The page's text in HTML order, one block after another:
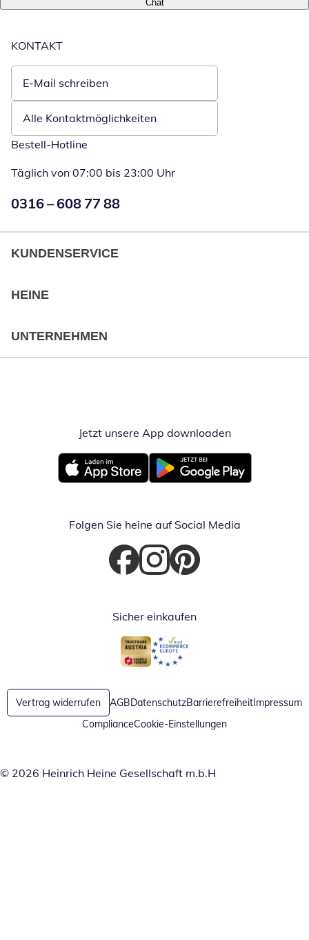
Chat
KONTAKT
E-Mail schreiben
Öffnet E-Mail-Client
Alle Kontaktmöglichkeiten
Bestell-Hotline
Täglich von 07:00 bis 23:00 Uhr
Numéro de téléphone:
0316 – 608 77 88
KUNDENSERVICE
HEINE
UNTERNEHMEN
Jetzt unsere App downloadenÖffnet in
Öffnet in neuem FensterÖffnet in neuem Fenster
Folgen Sie heine auf Social Media
Öffnet in neuem Fenster
Öffnet in neuem Fenster
Öffnet in neuem Fenster
Sicher einkaufen
Öffnet in neuem Fenster
Öffnet in neuem Fenster
Vertrag widerrufen AGBDatenschutzBarrierefreiheitImpressum
ComplianceCookie-Einstellungen
© 2026 Heinrich Heine Gesellschaft m.b.H